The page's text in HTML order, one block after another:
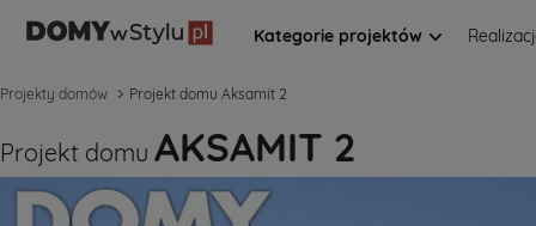
Kategorie projektów
Projekty domów Projekt domu Aksamit 2
Projekt domu AKSAMIT 2